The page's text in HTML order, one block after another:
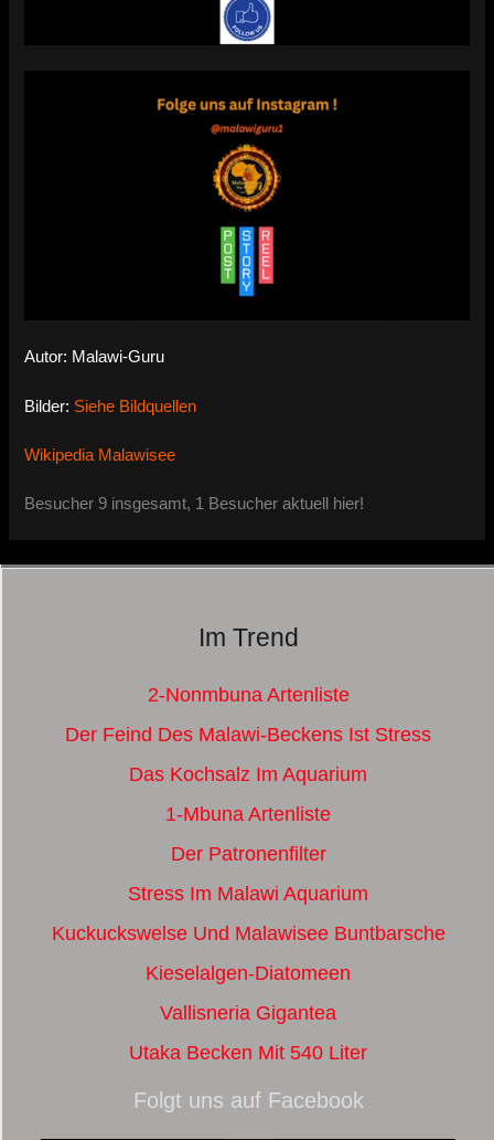
Autor: Malawi-Guru
Bilder: Siehe Bildquellen
Wikipedia Malawisee
Besucher 9 insgesamt, 1 Besucher aktuell hier!
Im Trend
2-Nonmbuna Artenliste
Der Feind Des Malawi-Beckens Ist Stress
Das Kochsalz Im Aquarium
1-Mbuna Artenliste
Der Patronenfilter
Stress Im Malawi Aquarium
Kuckuckswelse Und Malawisee Buntbarsche
Kieselalgen-Diatomeen
Vallisneria Gigantea
Utaka Becken Mit 540 Liter
Folgt uns auf Facebook